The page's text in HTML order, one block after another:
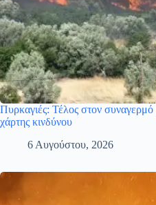
Πυρκαγιές: Τέλος στον
χάρτης κινδύνου
6 Αυγούστου, 2026